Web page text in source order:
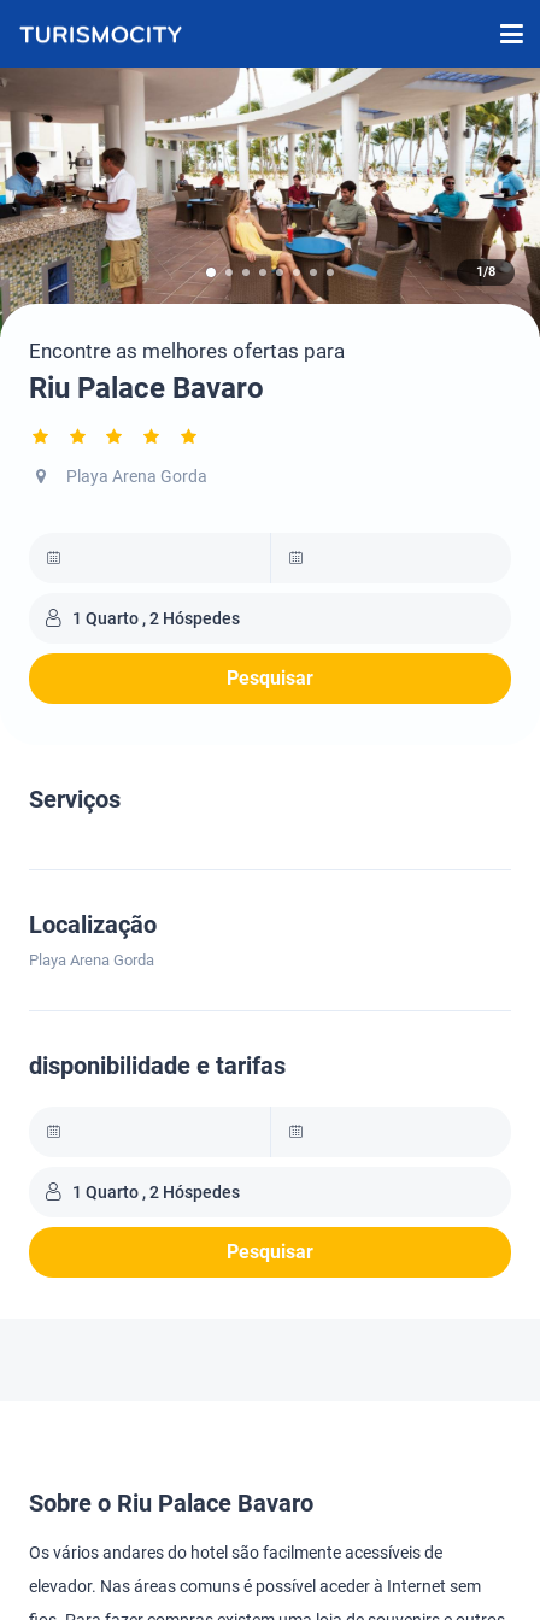
1/8
Encontre as melhores ofertas para
Riu Palace Bavaro
Playa Arena Gorda
1 Quarto , 2 Hóspedes
Pesquisar
Serviços
Localização
Playa Arena Gorda
disponibilidade e tarifas
1 Quarto , 2 Hóspedes
Pesquisar
Sobre o Riu Palace Bavaro
Os vários andares do hotel são facilmente acessíveis de
elevador. Nas áreas comuns é possível aceder à Internet sem